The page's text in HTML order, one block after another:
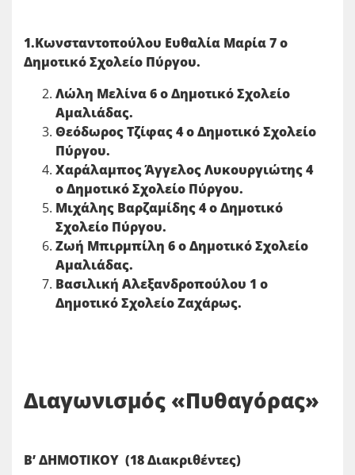
1.Κωνσταντοπούλου Ευθαλία Μαρία 7 ο
Δημοτικό Σχολείο Πύργου.
Λώλη Μελίνα 6 ο Δημοτικό Σχολείο
Αμαλιάδας.
Θεόδωρος Τζίφας 4 ο Δημοτικό Σχολείο
Πύργου.
Χαράλαμπος Άγγελος Λυκουργιώτης 4
ο Δημοτικό Σχολείο Πύργου.
Μιχάλης Βαρζαμίδης 4 ο Δημοτικό
Σχολείο Πύργου.
Ζωή Μπιρμπίλη 6 ο Δημοτικό Σχολείο
Αμαλιάδας.
Βασιλική Αλεξανδροπούλου 1 ο
Δημοτικό Σχολείο Ζαχάρως.
Διαγωνισμός «Πυθαγόρας»
Β’ ΔΗΜΟΤΙΚΟΥ (18 Διακριθέντες)